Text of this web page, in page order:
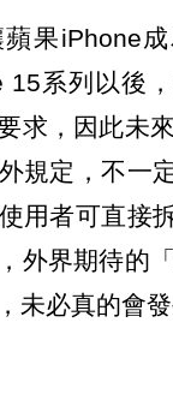
果iPhone
15系列以後
求，因此未
規定，不一
用者可直接
外界期待的
未必真的會發